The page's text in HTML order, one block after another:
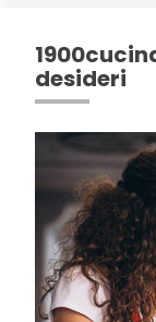
desideri